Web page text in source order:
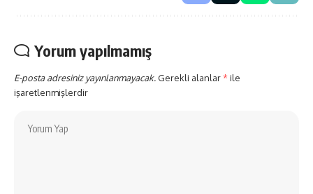
Yorum yapılmamış
E-posta adresiniz yayınlanmayacak. Gerekli alanlar*ile
işaretlenmişlerdir